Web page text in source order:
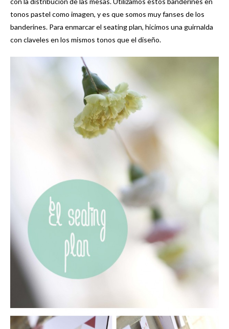
tonos pastel como imagen, y es que somos muy fanses de los
banderines. Para enmarcar el seating plan, hicimos una guirnalda
con claveles en los mismos tonos que el diseño.